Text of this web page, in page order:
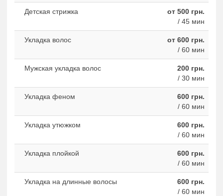
Детская стрижка
от 500 грн.
/ 45 мин
Укладка волос
от 600 грн.
/ 60 мин
Мужская укладка волос
200 грн.
/ 30 мин
Укладка феном
600 грн.
/ 60 мин
Укладка утюжком
600 грн.
/ 60 мин
Укладка плойкой
600 грн.
/ 60 мин
Укладка на длинные волосы
600 грн.
/ 60 мин